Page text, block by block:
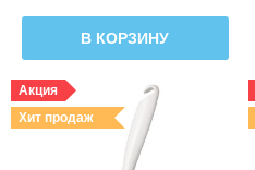
В КОРЗИНУ
Акция
Хит продаж